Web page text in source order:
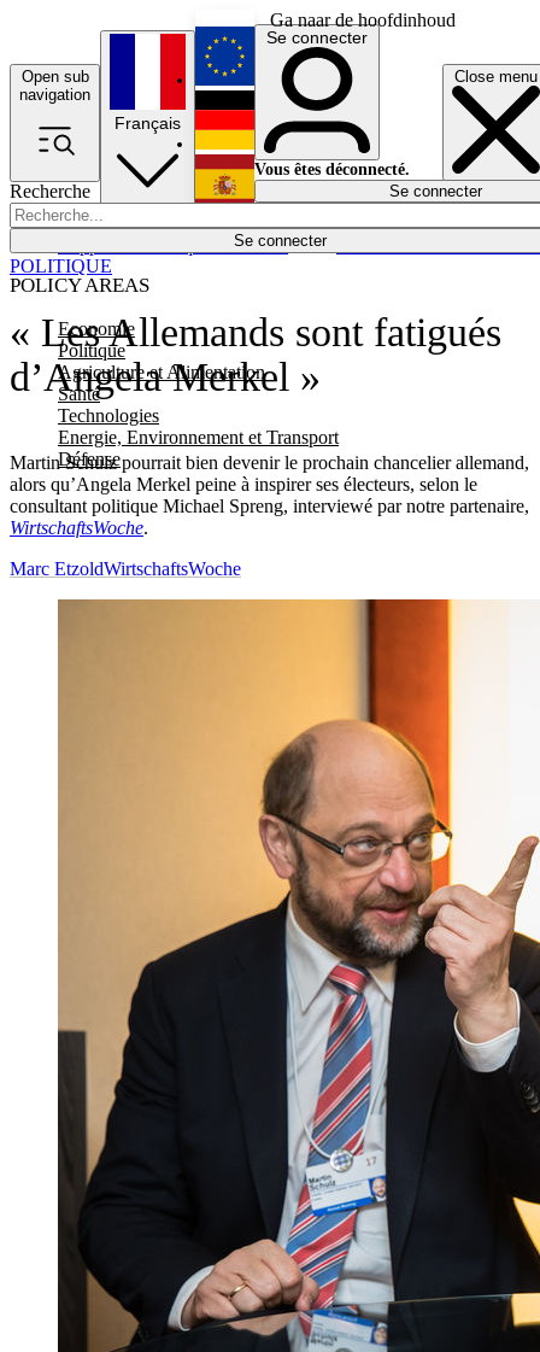
Ga naar de hoofdinhoud
Open sub
navigation
Close menu
Recherche
Se connecter
POLICY AREAS
Economie
Politique
Agriculture et Alimentation
Santé
Technologies
Energie, Environnement et Transport
Défense
Économie
Français
English
Deutsch
Español
Se connecter
Vous êtes déconnecté.
Se connecter
« Les Allemands sont fatigués
d’Angela Merkel »
Martin Schulz pourrait bien devenir le prochain chancelier allemand,
alors qu’Angela Merkel peine à inspirer ses électeurs, selon le
consultant politique Michael Spreng, interviewé par notre partenaire,
WirtschaftsWoche.
POLITIQUE
Marc EtzoldWirtschaftsWoche